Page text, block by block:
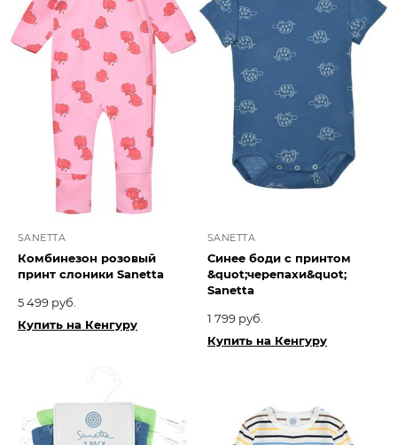
SANETTA
Комбинезон розовый
принт слоники Sanetta
5 499 руб.
Купить на Кенгуру
SANETTA
Синее боди с принтом
&quot;черепахи&quot;
Sanetta
1 799 руб.
Купить на Кенгуру